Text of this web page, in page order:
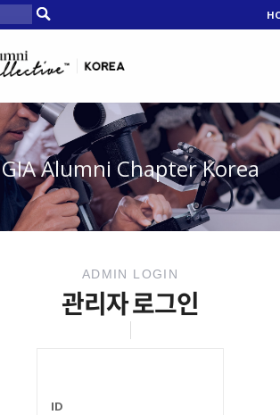
GIA Alumni Chapter Korea
ADMIN LOGIN
관리자 로그인
ID